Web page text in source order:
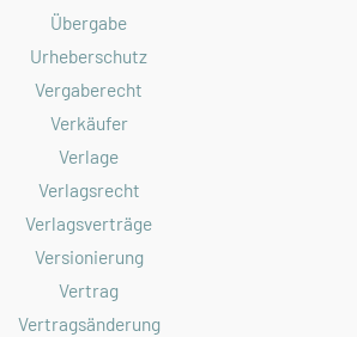
Übergabe
Urheberschutz
Vergaberecht
Verkäufer
Verlage
Verlagsrecht
Verlagsverträge
Versionierung
Vertrag
Vertragsänderung